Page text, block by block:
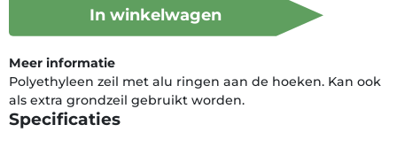
In winkelwagen
Meer informatie
Polyethyleen zeil met alu ringen aan de hoeken. Kan ook
als extra grondzeil gebruikt worden.
Specificaties